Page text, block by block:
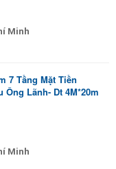
Minh
7 Tầng Mặt Tiền
Ông Lãnh- Dt 4M*20m
Minh